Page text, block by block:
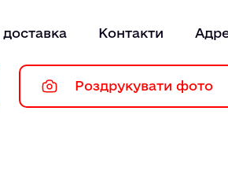
доставка Контакти
Роздрукувати фото